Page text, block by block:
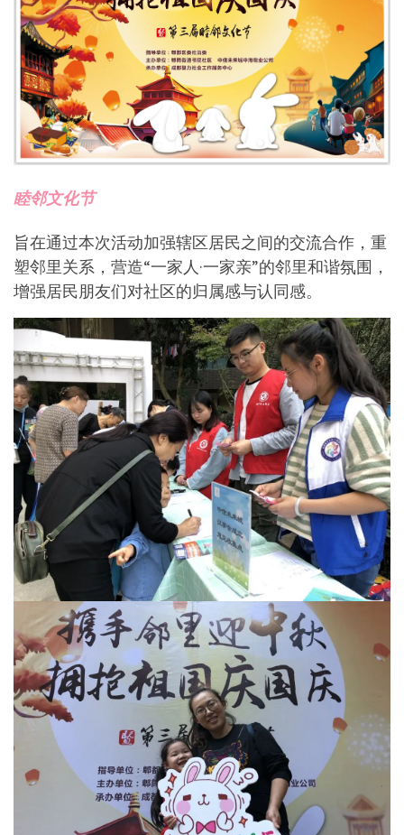
睦邻文化节
旨在通过本次活动加强辖区居民之间的交流合作，重
塑邻里关系，营造“一家人·一家亲”的邻里和谐氛围，
增强居民朋友们对社区的归属感与认同感。